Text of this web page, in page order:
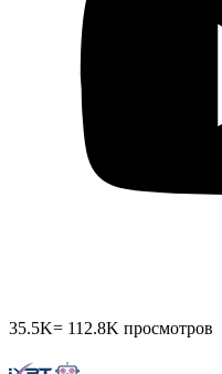
35.5K= 112.8K просмотров